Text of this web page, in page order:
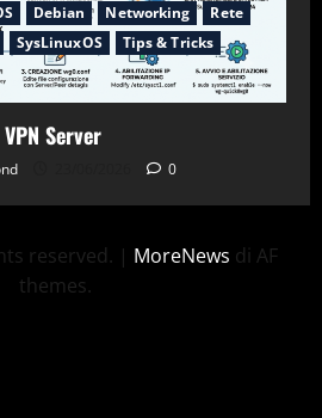
Debian Networking
Rete
SysLinuxOS
Tips & Tricks
Server
0
reserved. | MoreNews di AF
themes.